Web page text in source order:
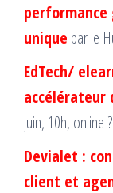
performance
unique par le
EdTech/
accélérateur
juin, 10h, online
Devialet :
client et